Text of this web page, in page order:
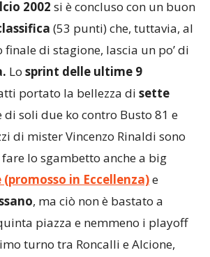
2002 si è concluso con un buon
(53 punti) che, tuttavia, al
finale di stagione, lascia un po’ di
Lo sprint delle ultime 9
portato la bellezza di sette
di soli due ko contro Busto 81 e
di mister Vincenzo Rinaldi sono
lo sgambetto anche a big
in Eccellenza)e
, ma ciò non è bastato a
piazza e nemmeno i playoff
turno tra Roncalli e Alcione,